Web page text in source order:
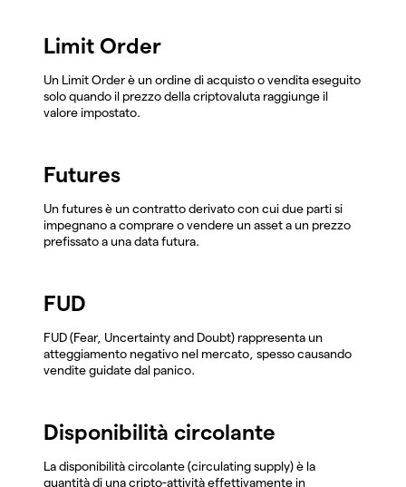
Limit Order
Un Limit Order è un ordine di acquisto o vendita eseguito
solo quando il prezzo della criptovaluta raggiunge il
valore impostato.
Futures
Un futures è un contratto derivato con cui due parti si
impegnano a comprare o vendere un asset a un prezzo
prefissato a una data futura.
FUD
FUD (Fear, Uncertainty and Doubt) rappresenta un
atteggiamento negativo nel mercato, spesso causando
vendite guidate dal panico.
Disponibilità circolante
La disponibilità circolante (circulating supply) è la
quantità di una cripto-attività effettivamente in